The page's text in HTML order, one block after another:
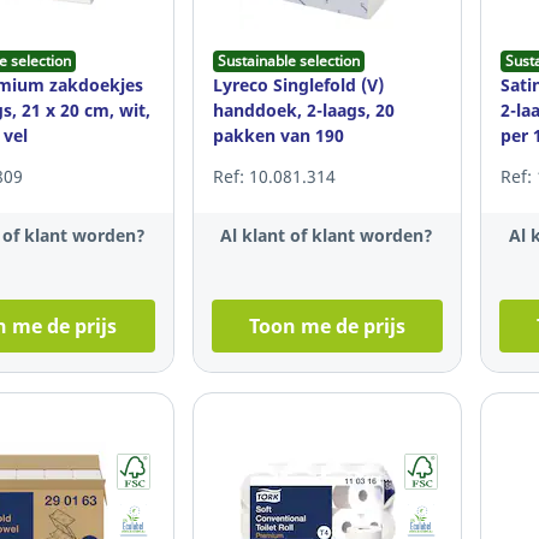
selection
zakdoekjes
21 x 20 cm, wit,
vel
klant worden?
me de prijs
Sustainable selection
Lyreco Singlefold (V)
handdoek, 2-laags, 20
pakken van 190
Ref: 10.081.314
Al klant of klant worden?
Toon me de prijs
2-
per
Ref:
Al